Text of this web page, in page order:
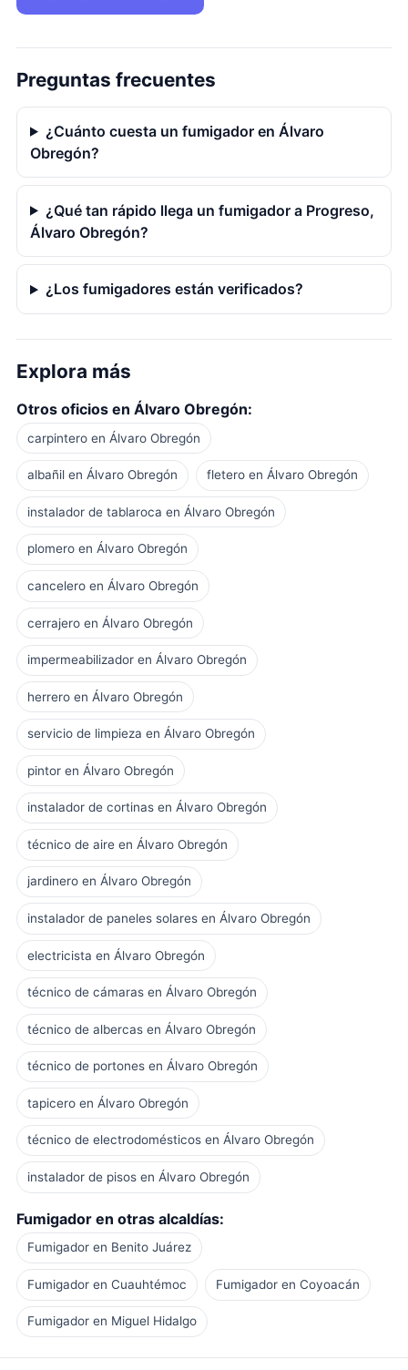
Preguntas frecuentes
¿Cuánto cuesta un fumigador en Álvaro
Obregón?
¿Qué tan rápido llega un fumigador a Progreso,
Álvaro Obregón?
¿Los fumigadores están verificados?
Explora más
Otros oficios en Álvaro Obregón:
carpintero en Álvaro Obregón
albañil en Álvaro Obregón fletero en Álvaro Obregón
instalador de tablaroca en Álvaro Obregón
plomero en Álvaro Obregón
cancelero en Álvaro Obregón
cerrajero en Álvaro Obregón
impermeabilizador en Álvaro Obregón
herrero en Álvaro Obregón
servicio de limpieza en Álvaro Obregón
pintor en Álvaro Obregón
instalador de cortinas en Álvaro Obregón
técnico de aire en Álvaro Obregón
jardinero en Álvaro Obregón
instalador de paneles solares en Álvaro Obregón
electricista en Álvaro Obregón
técnico de cámaras en Álvaro Obregón
técnico de albercas en Álvaro Obregón
técnico de portones en Álvaro Obregón
tapicero en Álvaro Obregón
técnico de electrodomésticos en Álvaro Obregón
instalador de pisos en Álvaro Obregón
Fumigador en otras alcaldías:
Fumigador en Benito Juárez
Fumigador en Cuauhtémoc Fumigador en Coyoacán
Fumigador en Miguel Hidalgo